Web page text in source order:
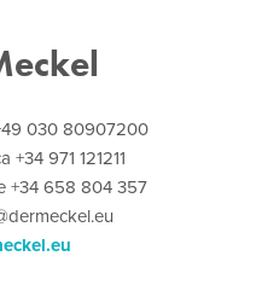
030 80907200
+34 971 121211
+34 658 804 357